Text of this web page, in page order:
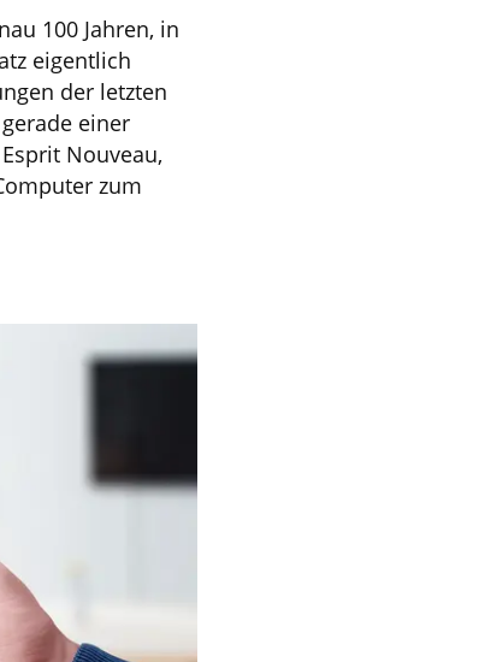
100 Jahren, in
eigentlich
der letzten
einer
Nouveau,
zum